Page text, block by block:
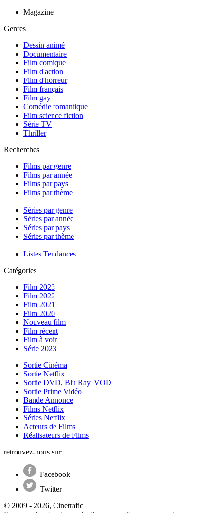
Magazine
Genres
Dessin animé
Documentaire
Film comique
Film d'action
Film d'horreur
Film français
Film gay
Comédie romantique
Film science fiction
Série TV
Thriller
Recherches
Films par genre
Films par année
Films par pays
Films par thème
Séries par genre
Séries par année
Séries par pays
Séries par thème
Listes Tendances
Catégories
Film 2023
Film 2022
Film 2021
Film 2020
Nouveau film
Film récent
Film à voir
Série 2023
Sortie Cinéma
Sortie Netflix
Sortie DVD, Blu Ray, VOD
Sortie Prime Vidéo
Bande Annonce
Films Netflix
Séries Netflix
Acteurs de Films
Réalisateurs de Films
retrouvez-nous sur:
Facebook
Twitter
© 2009 - 2026, Cinetrafic